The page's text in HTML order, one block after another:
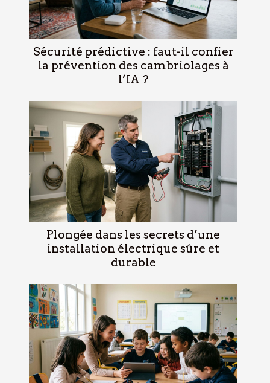
Sécurité prédictive : faut-il confier
la prévention des cambriolages à
l’IA ?
Plongée dans les secrets d’une
installation électrique sûre et
durable